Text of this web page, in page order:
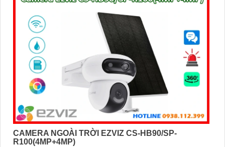
CAMERA NGOÀI TRỜI EZVIZ CS-HB90/SP-
R100(4MP+4MP)